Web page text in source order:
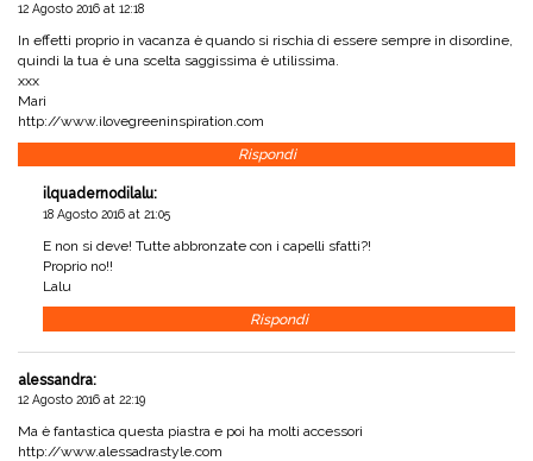
12 Agosto 2016 at 12:18
In effetti proprio in vacanza è quando si rischia di essere sempre in disordine,
quindi la tua è una scelta saggissima è utilissima.
xxx
Mari
http://www.ilovegreeninspiration.com
Rispondi
ilquadernodilalu:
18 Agosto 2016 at 21:05
E non si deve! Tutte abbronzate con i capelli sfatti?!
Proprio no!!
Lalu
Rispondi
alessandra:
12 Agosto 2016 at 22:19
Ma è fantastica questa piastra e poi ha molti accessori
http://www.alessadrastyle.com